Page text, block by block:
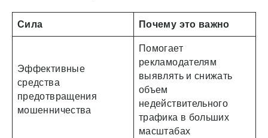
Сила Почему это важно
Эффективные
средства
предотвращения
мошенничества
Помогает
рекламодателям
выявлять и снижать
объем
недействительного
трафика в больших
масштабах